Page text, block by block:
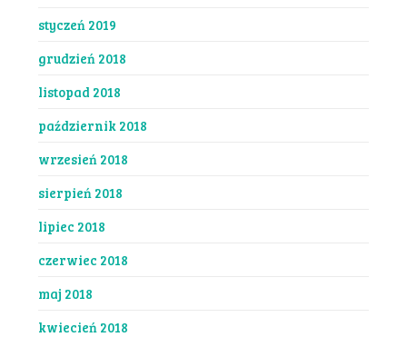
styczeń 2019
grudzień 2018
listopad 2018
październik 2018
wrzesień 2018
sierpień 2018
lipiec 2018
czerwiec 2018
maj 2018
kwiecień 2018